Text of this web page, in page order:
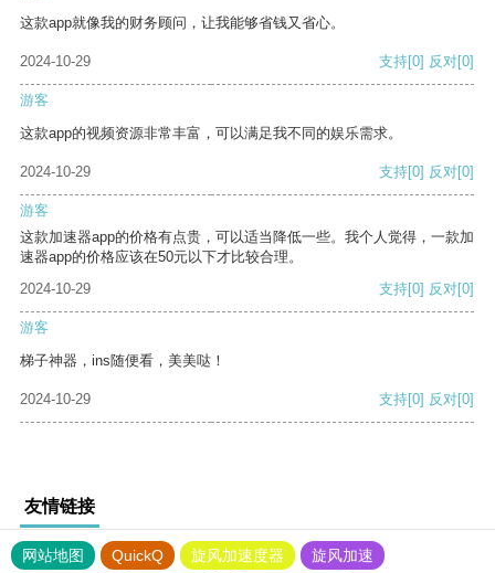
这款app就像我的财务顾问，让我能够省钱又省心。
2024-10-29 支持[0] 反对[0]
游客
这款app的视频资源非常丰富，可以满足我不同的娱乐需求。
2024-10-29 支持[0] 反对[0]
游客
这款加速器app的价格有点贵，可以适当降低一些。我个人觉得，一款加
速器app的价格应该在50元以下才比较合理。
2024-10-29
支持[0] 反对[0]
游客
梯子神器，ins随便看，美美哒！
2024-10-29 支持[0] 反对[0]
友情链接
网站地图 QuickQ 旋风加速度器
旋风加速